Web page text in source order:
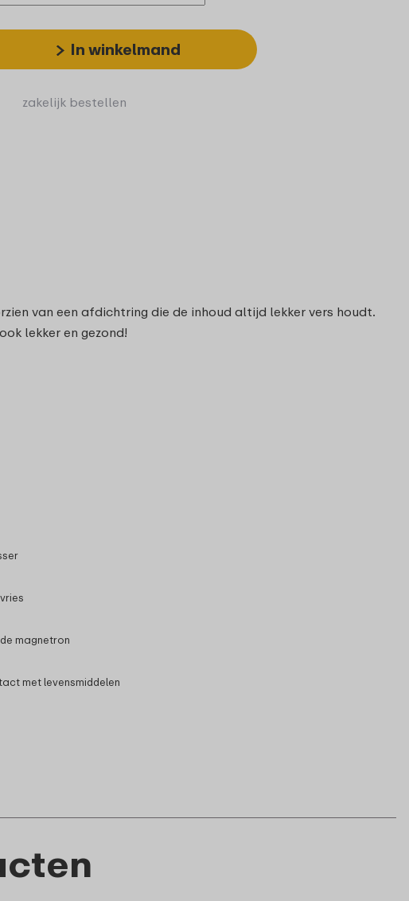
In winkelmand
zakelijk bestellen
van een afdichtring die de inhoud altijd lekker vers houdt.
lekker en gezond!
magnetron
met levensmiddelen